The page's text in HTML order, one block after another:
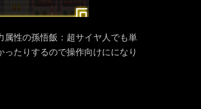
属性の孫悟飯：超サイヤ人でも単
たりするので操作向けにになり